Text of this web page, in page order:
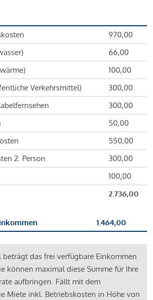
970,00
66,00
100,00
Verkehrsmittel)
300,00
300,00
50,00
550,00
2. Person
300,00
100,00
2.736,00
1.464,00
beträgt das frei verfügbare Einkommen
können maximal diese Summe für Ihre
aufbringen. Fällt mit dem
Miete inkl. Betriebskosten in Höhe von